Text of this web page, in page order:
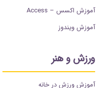
آموزش اکسس – Access
آموزش ویندوز
ورزش و هنر
آموزش ورزش در خانه